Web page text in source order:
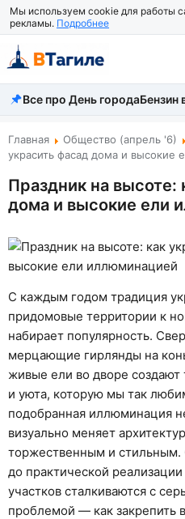
Мы используем cookie для работы
рекламы. Подробнее
Все новости
Происшествия
Власть
Жизнь
Экономика
Общество
Рассказать новость
Все про День городаБензин
Главная Общество (апрель '6)
украсить фасад дома и высокие
Праздник на высоте:
дома и высокие ели
С каждым годом традиция
придомовые территории к
набирает популярность.
мерцающие гирлянды на
живые ели во дворе создают
и уюта, которую мы так
подобранная иллюминация
визуально меняет
торжественным и стильным.
до практической
участков сталкиваются с
проблемой — как закрепить